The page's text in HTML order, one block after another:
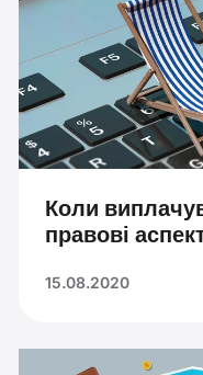
Коли
правові
15.08.2020